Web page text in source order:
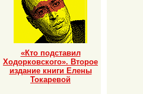
«Кто подставил
Ходорковского». Второе
издание книги Елены
Токаревой